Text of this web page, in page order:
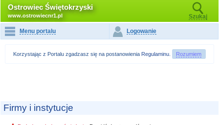
Ostrowiec Świętokrzyski
www.ostrowiecnr1.pl Szukaj
Menu portalu Logowanie
Korzystając z Portalu zgadzasz się na postanowienia Regulaminu Rozumiem
Firmy i instytucje